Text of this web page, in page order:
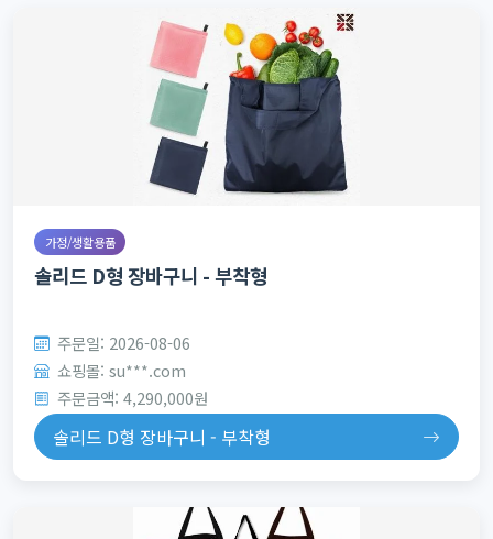
가정/생활용품
솔리드 D형 장바구니 - 부착형
주문일: 2026-08-06
쇼핑몰: su***.com
주문금액: 4,290,000원
솔리드 D형 장바구니 - 부착형